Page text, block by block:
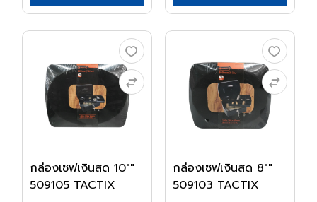
กล่องเซฟเงินสด 10""
509105 TACTIX
กล่องเซฟเงินสด 8""
509103 TACTIX